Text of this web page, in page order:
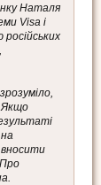
Наталя
Visa і
Якщо
вносити